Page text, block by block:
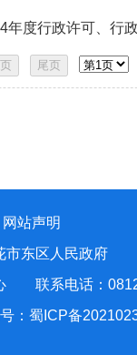
年度行政许可、行
网站声明
东区人民政府
心 联系电话：
：蜀ICP备